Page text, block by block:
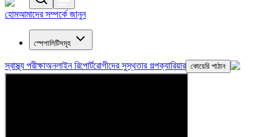
হোমআমাদের সম্পর্কে জানুন
স্পেশালিটিসমূহ
স্বাস্থ্য পরীক্ষাঅনলাইন রিপোর্টরোগীদের সুস্থতার গল্পক্যারিয়ার কোয়েরি পাঠান